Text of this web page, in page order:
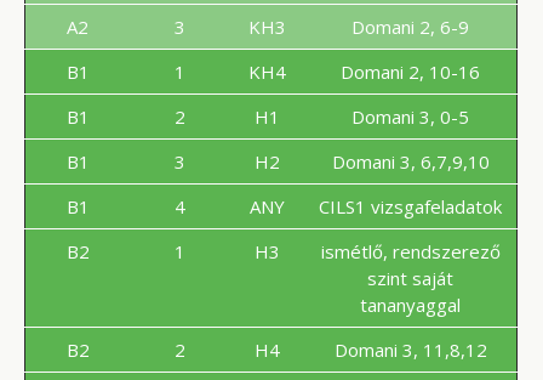
A2
3 KH3
Domani 2, 6-9
B1
1 KH4
Domani 2, 10-16
B1
2 H1
Domani 3, 0-5
B1
3 H2
Domani 3, 6,7,9,10
B1
4 ANY
CILS1 vizsgafeladatok
B2
1 H3
ismétlő, rendszerező
szint saját
tananyaggal
B2
2 H4
Domani 3, 11,8,12